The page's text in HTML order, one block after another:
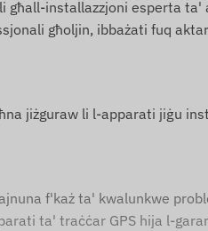
għall-installazzjoni esperta ta'
għoljin, ibbażati fuq
jiżguraw li l-apparati jiġu
f'każ ta' kwalunkwe
ta' traċċar GPS hija l-